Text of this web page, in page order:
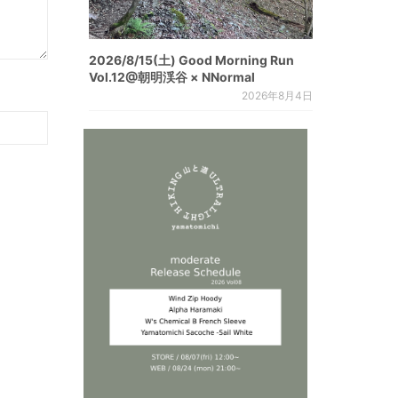
2026/8/15(土) Good Morning Run
Vol.12@朝明渓谷 × NNormal
2026年8月4日